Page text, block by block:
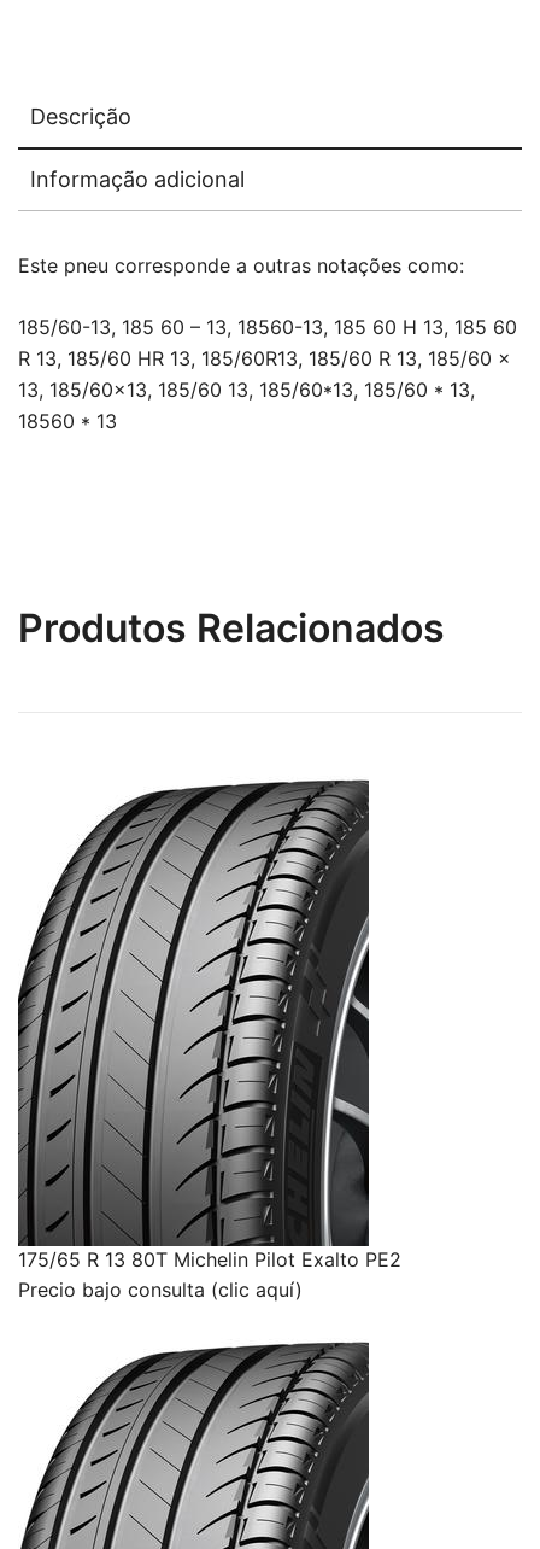
Descrição
Informação adicional
Este pneu corresponde a outras notações como:
185/60-13, 185 60 – 13, 18560-13, 185 60 H 13, 185 60
R 13, 185/60 HR 13, 185/60R13, 185/60 R 13, 185/60 x
13, 185/60×13, 185/60 13, 185/60*13, 185/60 * 13,
18560 * 13
Produtos Relacionados
175/65 R 13 80T Michelin Pilot Exalto PE2
Precio bajo consulta (clic aquí)